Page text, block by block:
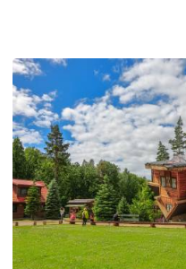
Centrum
Edukacji i
Promocji
Regionu w
Szymbarku